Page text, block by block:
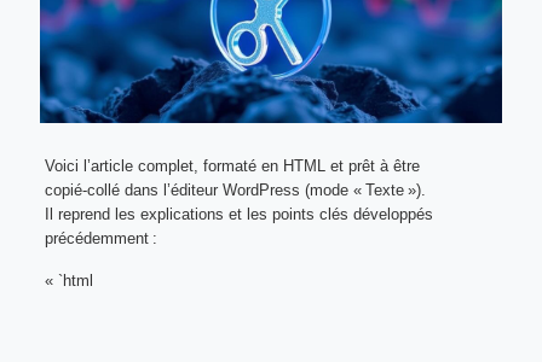
Voici l’article complet, formaté en HTML et prêt à être
copié‑collé dans l’éditeur WordPress (mode « Texte »).
Il reprend les explications et les points clés développés
précédemment :
« `html